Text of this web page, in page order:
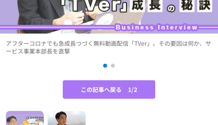
アフターコロナでも急成長つづく無料動画配信「TVer」。その要因は何か、サ
ービス事業本部長を直撃
この記事へ戻る 1/2